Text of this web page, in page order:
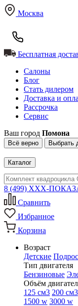
Москва
Бесплатная
Салоны
Блог
Стать дилером
Доставка и
Рассрочка
Сервис
Ваш город Помона
Всё верно Выбрать
Каталог
8 (499) XXX-
Сравнить
Избранное
Корзина
Возраст
Детские
Тип двигателя
Бензиновые
Объём
125 см3 200 см3
1500 w 3000 w